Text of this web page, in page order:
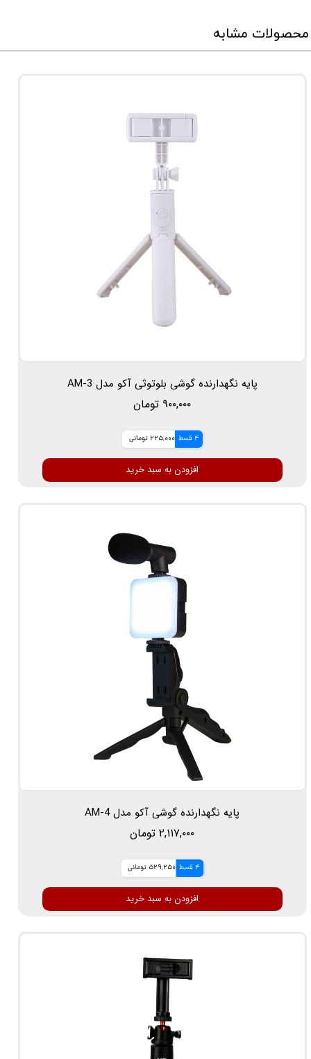
محصولات مشابه
پایه نگهدارنده گوشی بلوتوثی آکو مدل AM-3
۹۰۰,۰۰۰ تومان
4 قسط 225,000 تومانی
افزودن به سبد خرید
پایه نگهدارنده گوشی آکو مدل AM-4
۲,۱۱۷,۰۰۰ تومان
4 قسط 529,250 تومانی
افزودن به سبد خرید